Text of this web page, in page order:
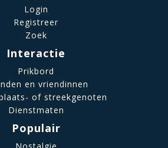
Login
Registreer
Zoek
Interactie
Prikbord
en vriendinnen
of streekgenoten
Dienstmaten
Populair